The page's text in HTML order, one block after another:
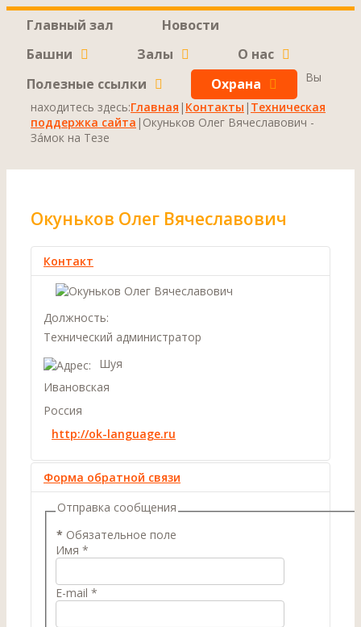
Главный зал
Новости
Башни
Залы
О нас
Полезные ссылки
Охрана
Вы
находитесь здесь:Главная | Контакты | Техническая
поддержка сайта | Окуньков Олег Вячеславович -
Зáмок на Тезе
Окуньков Олег Вячеславович
Контакт
Должность:
Технический администратор
Шуя
Ивановская
Россия
http://ok-language.ru
Форма обратной связи
Отправка сообщения
* Обязательное поле
Имя *
E-mail *